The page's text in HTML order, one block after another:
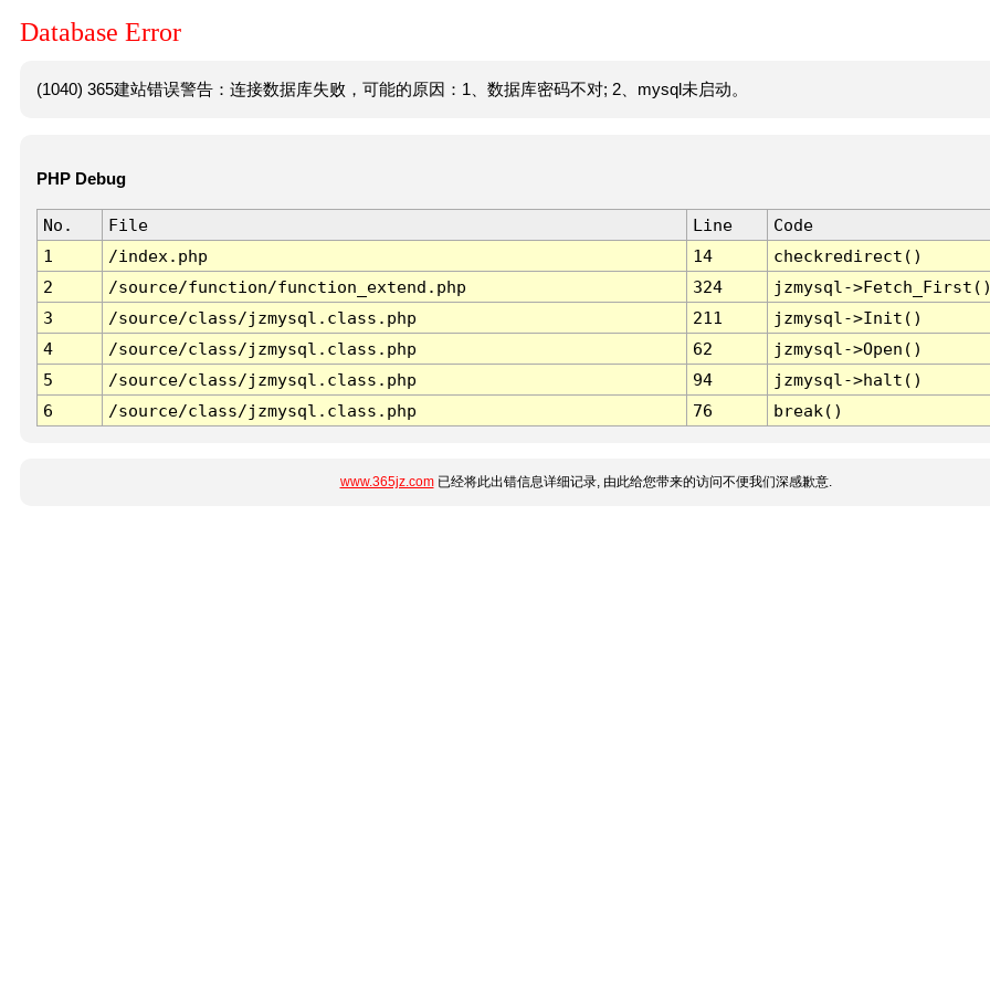
Database Error
(1040) 365建站错误警告：连接数据库失败，可能的原因：1、数据库密码不对; 2、mysql未启动。
PHP Debug
No. File Line
Code
1
/index.php 14
checkredirect()
2
/source/function/function_extend.php 324
jzmysql-
3
/source/class/jzmysql.class.php 211
jzmysql->Init()
4
/source/class/jzmysql.class.php 62
jzmysql->Open()
5
/source/class/jzmysql.class.php 94
jzmysql->halt()
6
/source/class/jzmysql.class.php 76 break()
www.365jz.com已经将此出错信息详细记录, 由此给您带来的访问不便我们深感歉意.